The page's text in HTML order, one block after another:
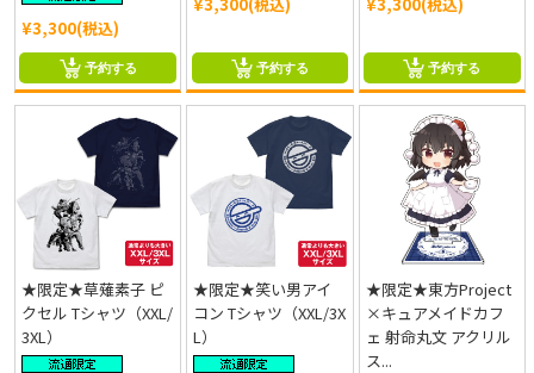
¥3,300(税込)
予約する
¥3,300(税込)
予約する
¥3,300(税込)
予約する
★限定★草薙素子 ピ
クセル Tシャツ（XXL/
3XL）
★限定★笑い男アイ
コン Tシャツ（XXL/3X
L）
★限定★東方Project
×キュアメイドカフ
ェ 射命丸文 アクリル
ス...